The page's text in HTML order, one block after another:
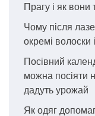
Прагу і як вони
Чому після
окремі волоски
Посівний
можна посіяти
дадуть урожай
Як одяг